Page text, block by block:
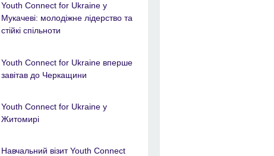
Youth Connect for Ukraine у
Мукачеві: молодіжне лідерство та
стійкі спільноти
Youth Connect for Ukraine вперше
завітав до Черкащини
Youth Connect for Ukraine у
Житомирі
Навчальний візит Youth Connect